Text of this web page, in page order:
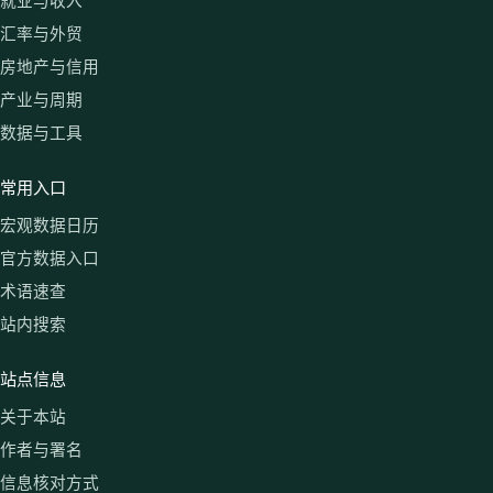
汇率与外贸
房地产与信用
产业与周期
数据与工具
常用入口
宏观数据日历
官方数据入口
术语速查
站内搜索
站点信息
关于本站
作者与署名
信息核对方式